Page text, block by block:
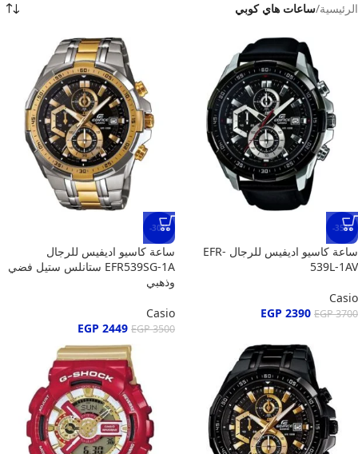
الرئيسية/ساعات هاي كوبي
-35%
ساعة كاسيو اديفيس للرجال EFR-
539L-1AV
Casio
EGP3700
EGP 2390
-30%
ساعة كاسيو اديفيس للرجال
EFR539SG-1A ستانلس ستيل فضي
وذهبي
Casio
EGP3500
EGP 2449